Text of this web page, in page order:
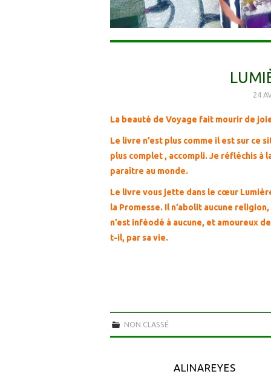
24
La beauté de Voyage fait mourir de
Le livre n’est plus comme il est sur ce
plus complet , accompli. Je réfléchis à
paraître au monde.
Le livre vous jette dans le cœur
la Promesse. Il n’abolit aucune
n’est inféodé à aucune, et amoureux
t-il, par sa vie.
NON CLASSÉ
ALINAREYES